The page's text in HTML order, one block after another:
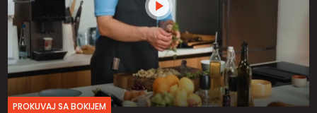
PROKUVAJ SA BOKIJEM